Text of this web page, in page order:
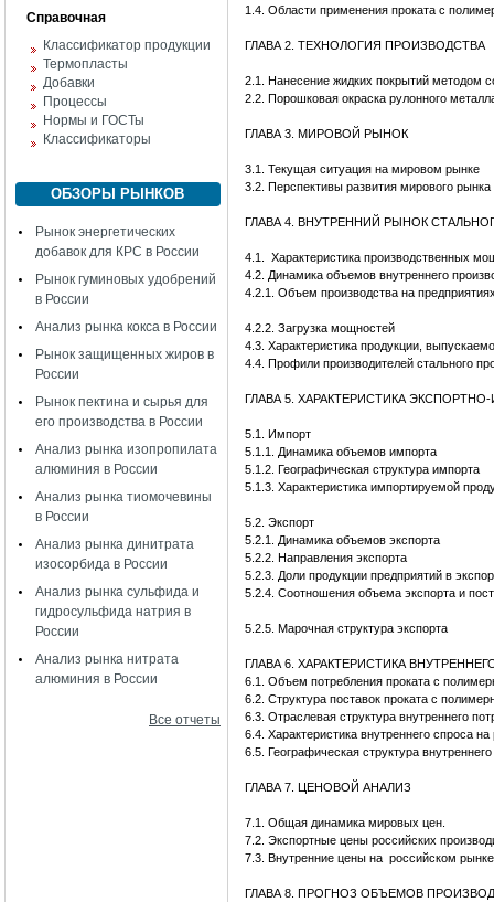
Справочная
Классификатор продукции
Термопласты
Добавки
Процессы
Нормы и ГОСТы
Классификаторы
ОБЗОРЫ РЫНКОВ
Рынок энергетических
добавок для КРС в России
Рынок гуминовых удобрений
в России
Анализ рынка кокса в России
Рынок защищенных жиров в
России
Рынок пектина и сырья для
его производства в России
Анализ рынка изопропилата
алюминия в России
Анализ рынка тиомочевины
в России
Анализ рынка динитрата
изосорбида в России
Анализ рынка сульфида и
гидросульфида натрия в
России
Анализ рынка нитрата
алюминия в России
Все отчеты
1.4. Области применения проката с
ГЛАВА 2. ТЕХНОЛОГИЯ ПРОИЗВОДСТВА
2.1. Нанесение жидких покрытий методом
2.2. Порошковая окраска рулонного
ГЛАВА 3. МИРОВОЙ РЫНОК
3.1. Текущая ситуация на мировом рынке
3.2. Перспективы развития мирового
ГЛАВА 4. ВНУТРЕННИЙ РЫНОК
4.1. Характеристика производственных
4.2. Динамика объемов внутреннего
4.2.1. Объем производства на
4.2.2. Загрузка мощностей
4.3. Характеристика продукции,
4.4. Профили производителей стального
ГЛАВА 5. ХАРАКТЕРИСТИКА
5.1. Импорт
5.1.1. Динамика объемов импорта
5.1.2. Географическая структура импорта
5.1.3. Характеристика импортируемой
5.2. Экспорт
5.2.1. Динамика объемов экспорта
5.2.2. Направления экспорта
5.2.3. Доли продукции предприятий в
5.2.4. Соотношения объема экспорта и
5.2.5. Марочная структура экспорта
ГЛАВА 6. ХАРАКТЕРИСТИКА
6.1. Объем потребления проката с
6.2. Структура поставок проката с
6.3. Отраслевая структура внутреннего
6.4. Характеристика внутреннего спроса
6.5. Географическая структура
ГЛАВА 7. ЦЕНОВОЙ АНАЛИЗ
7.1. Общая динамика мировых цен.
7.2. Экспортные цены российских
7.3. Внутренние цены на российском рынке
ГЛАВА 8. ПРОГНОЗ ОБЪЕМОВ